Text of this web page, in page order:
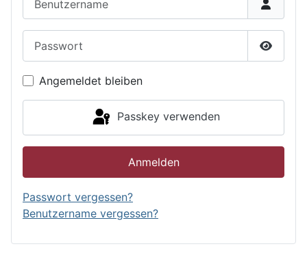
Angemeldet bleiben
Passkey verwenden
Anmelden
Passwort vergessen?
Benutzername vergessen?